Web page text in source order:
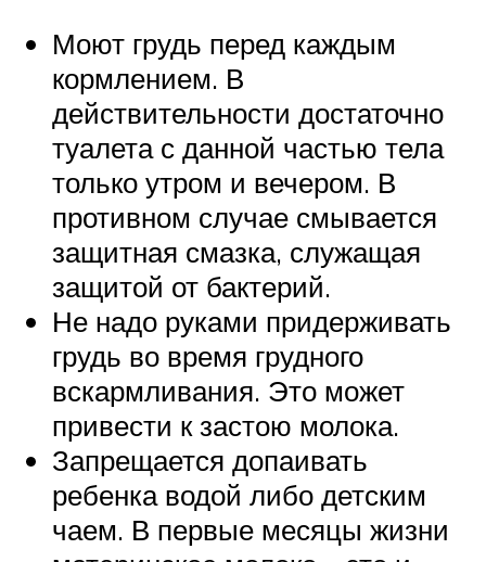
Моют грудь перед каждым
кормлением. В
действительности достаточно
туалета с данной частью тела
только утром и вечером. В
противном случае смывается
защитная смазка, служащая
защитой от бактерий.
Не надо руками придерживать
грудь во время грудного
вскармливания. Это может
привести к застою молока.
Запрещается допаивать
ребенка водой либо детским
чаем. В первые месяцы жизни